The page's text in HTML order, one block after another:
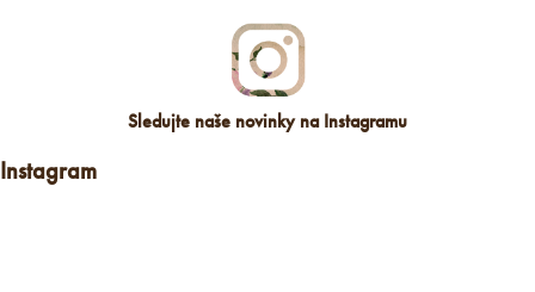
Sledujte naše novinky na Instagramu
Instagram